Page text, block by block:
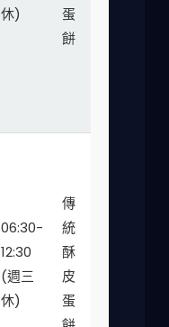
休)
蛋
餅
06:30-
12:30
(週三
休)
傳
統
酥
皮
蛋